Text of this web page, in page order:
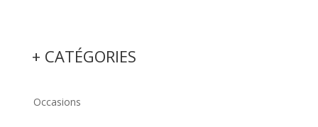
+ CATÉGORIES
Occasions